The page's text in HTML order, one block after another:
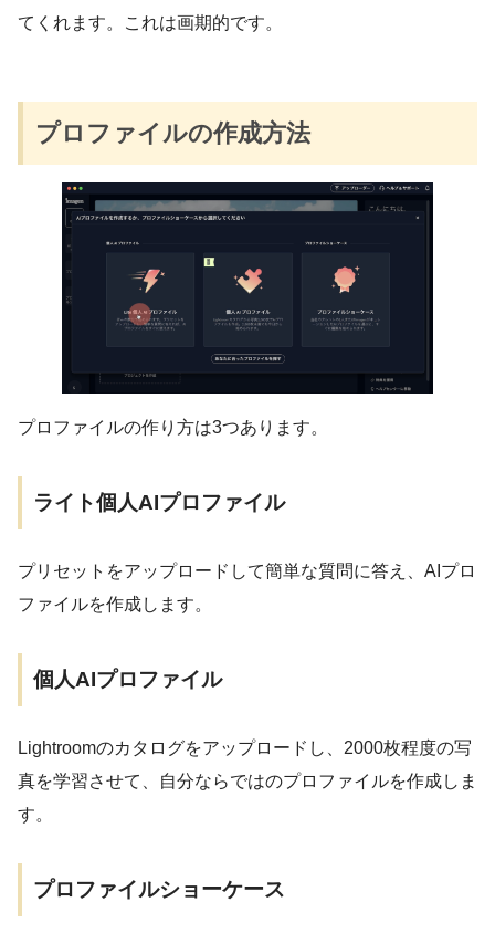
てくれます。これは画期的です。
プロファイルの作成方法
プロファイルの作り方は3つあります。
ライト個人AIプロファイル
プリセットをアップロードして簡単な質問に答え、AIプロ
ファイルを作成します。
個人AIプロファイル
Lightroomのカタログをアップロードし、2000枚程度の写
真を学習させて、自分ならではのプロファイルを作成しま
す。
プロファイルショーケース